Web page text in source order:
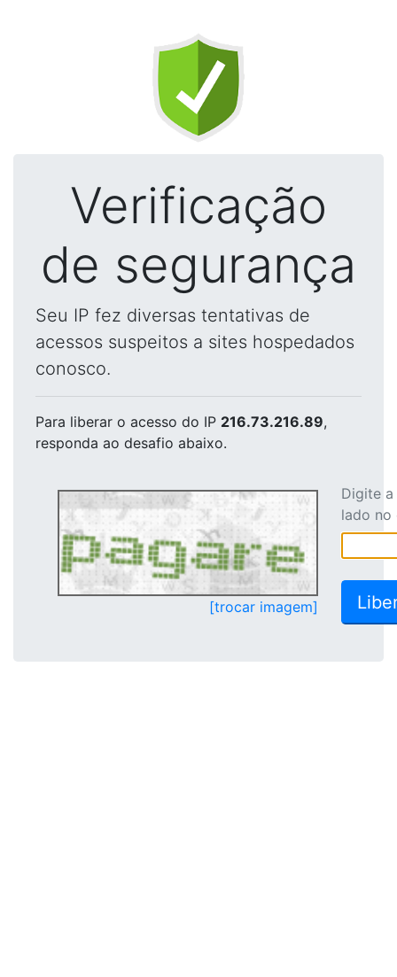
Verificação
de segurança
Seu IP fez diversas tentativas de
acessos suspeitos a sites hospedados
conosco.
Para liberar o acesso do IP 216.73.216.89,
responda ao desafio abaixo.
[trocar imagem]
Digite
lado no